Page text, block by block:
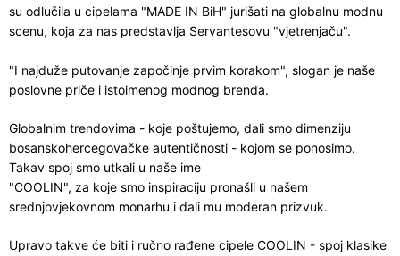
su odlučila u cipelama "MADE IN BiH" jurišati na globalnu modnu
scenu, koja za nas predstavlja Servantesovu "vjetrenjaču".
"I najduže putovanje započinje prvim korakom", slogan je naše
poslovne priče i istoimenog modnog brenda.
Globalnim trendovima - koje poštujemo, dali smo dimenziju
bosanskohercegovačke autentičnosti - kojom se ponosimo.
Takav spoj smo utkali u naše ime
"COOLIN", za koje smo inspiraciju pronašli u našem
srednjovjekovnom monarhu i dali mu moderan prizvuk.
Upravo takve će biti i ručno rađene cipele COOLIN - spoj klasike